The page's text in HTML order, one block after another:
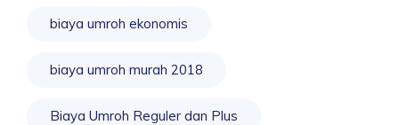
biaya umroh ekonomis
biaya umroh murah 2018
Biaya Umroh Reguler dan Plus